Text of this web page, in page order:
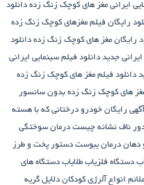
ایرانی مغز های کوچک زنگ زده دانلود
رایگان فیلم مغزهای کوچک زنگ زده
رایگان مغز های کوچک زنگ زده دانلود
جدید دانلود فیلم سینمایی ایرانی
دانلود فیلم مغز های کوچک زنگ زده
مغز های کوچک زنگ زده بدون سانسور
رایگان خودرو درختانی که با هسته
ناف نشانه چیست درمان سوختگی
دهان درمان یبوست دستور پخت و طرز
دستگاه‌ فلزیاب طلایاب دستگاه‌ های
انواع آلرژی کودکان دلایل گریه